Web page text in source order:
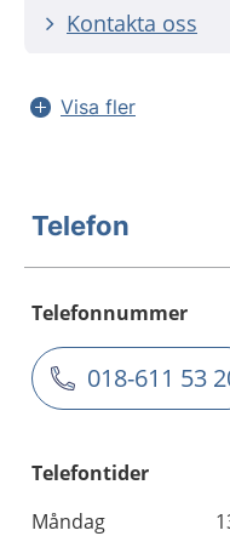
Kontakta oss
Visa fler
Telefon
Telefonnummer
018-611 53
Telefontider
Måndag